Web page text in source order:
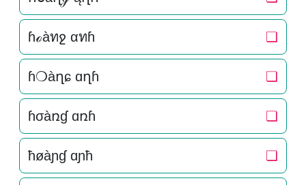
ɦℴàทջ αทɦ ❏
ɦ❍àղɕ ɑղɦ ❏
ɦσàռɠ ɑռɦ ❏
ħøàɲɠ ɑɲħ ❏